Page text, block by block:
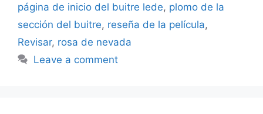
página de inicio del buitre lede, plomo de la
sección del buitre, reseña de la película,
Revisar, rosa de nevada
Leave a comment